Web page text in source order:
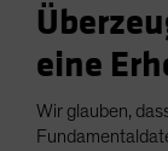
eine
Wir glauben,